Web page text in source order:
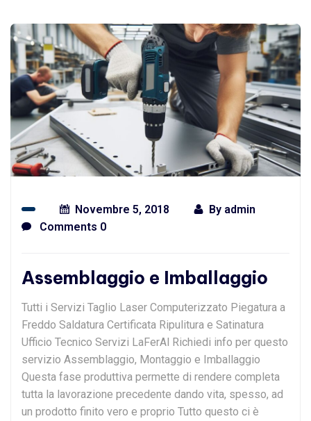
Novembre 5, 2018 By admin
Comments 0
Assemblaggio e Imballaggio
Tutti i Servizi Taglio Laser Computerizzato Piegatura a
Freddo Saldatura Certificata Ripulitura e Satinatura
Ufficio Tecnico Servizi LaFerAl Richiedi info per questo
servizio Assemblaggio, Montaggio e Imballaggio
Questa fase produttiva permette di rendere completa
tutta la lavorazione precedente dando vita, spesso, ad
un prodotto finito vero e proprio Tutto questo ci è